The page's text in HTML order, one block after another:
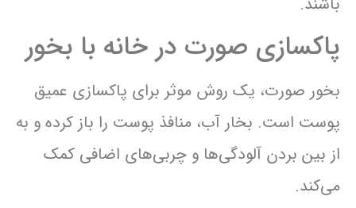
پاکسازی صورت در خانه با بخور
بخور صورت، یک روش موثر برای پاکسازی عمیق
پوست است. بخار آب، منافذ پوست را باز کرده و به
از بین بردن آلودگی‌ها و چربی‌های اضافی کمک
می‌کند.